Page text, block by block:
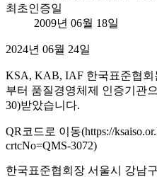
최초인증일
2009년 06월 18일
2024년 06월 24일
KSA, KAB, IAF 한국표준협
부터 품질경영체제 인증기관
30)받았습니다.
QR코드로 이동(https://
crtcNo=QMS-3072)
한국표준협회장 서울시 강남